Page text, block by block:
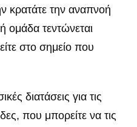
κρατάτε την αναπνοή
ομάδα τεντώνεται
στο σημείο που
διατάσεις για τις
που μπορείτε να τις